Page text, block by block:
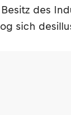
des
sich